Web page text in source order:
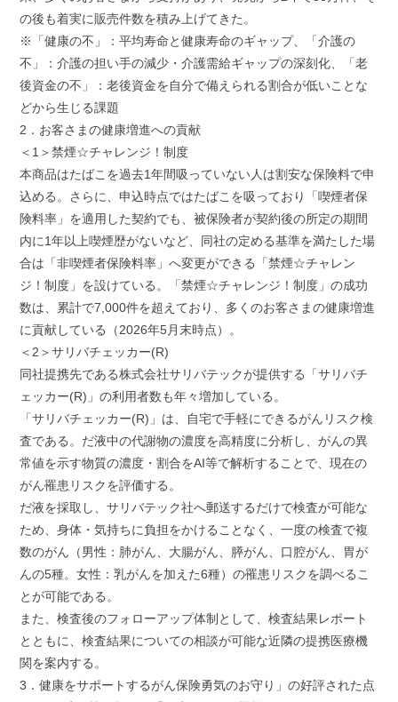
の後も着実に販売件数を積み上げてきた。
※「健康の不」：平均寿命と健康寿命のギャップ、「介護の
不」：介護の担い手の減少・介護需給ギャップの深刻化、「老
後資金の不」：老後資金を自分で備えられる割合が低いことな
どから生じる課題
2．お客さまの健康増進への貢献
＜1＞禁煙☆チャレンジ！制度
本商品はたばこを過去1年間吸っていない人は割安な保険料で申
込める。さらに、申込時点ではたばこを吸っており「喫煙者保
険料率」を適用した契約でも、被保険者が契約後の所定の期間
内に1年以上喫煙歴がないなど、同社の定める基準を満たした場
合は「非喫煙者保険料率」へ変更ができる「禁煙☆チャレン
ジ！制度」を設けている。「禁煙☆チャレンジ！制度」の成功
数は、累計で7,000件を超えており、多くのお客さまの健康増進
に貢献している（2026年5月末時点）。
＜2＞サリバチェッカー(R)
同社提携先である株式会社サリバテックが提供する「サリバチ
ェッカー(R)」の利用者数も年々増加している。
「サリバチェッカー(R)」は、自宅で手軽にできるがんリスク検
査である。だ液中の代謝物の濃度を高精度に分析し、がんの異
常値を示す物質の濃度・割合をAI等で解析することで、現在の
がん罹患リスクを評価する。
だ液を採取し、サリバテック社へ郵送するだけで検査が可能な
ため、身体・気持ちに負担をかけることなく、一度の検査で複
数のがん（男性：肺がん、大腸がん、膵がん、口腔がん、胃が
んの5種。女性：乳がんを加えた6種）の罹患リスクを調べるこ
とが可能である。
また、検査後のフォローアップ体制として、検査結果レポート
とともに、検査結果についての相談が可能な近隣の提携医療機
関を案内する。
3．健康をサポートするがん保険勇気のお守り」の好評された点